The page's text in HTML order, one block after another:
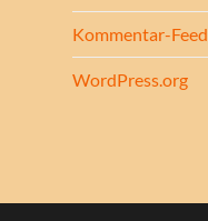
Kommentar-Feed
WordPress.org